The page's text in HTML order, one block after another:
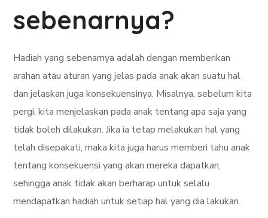
sebenarnya?
Hadiah yang sebenarnya adalah dengan memberikan
arahan atau aturan yang jelas pada anak akan suatu hal
dan jelaskan juga konsekuensinya. Misalnya, sebelum kita
pergi, kita menjelaskan pada anak tentang apa saja yang
tidak boleh dilakukan. Jika ia tetap melakukan hal yang
telah disepakati, maka kita juga harus memberi tahu anak
tentang konsekuensi yang akan mereka dapatkan,
sehingga anak tidak akan berharap untuk selalu
mendapatkan hadiah untuk setiap hal yang dia lakukan.